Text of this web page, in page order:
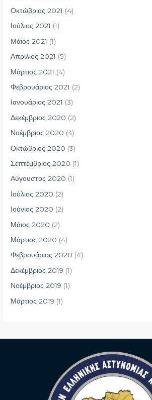
Οκτώβριος 2021 (4)
Ιούλιος 2021 (1)
Μάιος 2021 (1)
Απρίλιος 2021 (5)
Μάρτιος 2021 (4)
Φεβρουάριος 2021 (2)
Ιανουάριος 2021 (3)
Δεκέμβριος 2020 (2)
Νοέμβριος 2020 (3)
Οκτώβριος 2020 (3)
Σεπτέμβριος 2020 (1)
Αύγουστος 2020 (1)
Ιούλιος 2020 (2)
Ιούνιος 2020 (2)
Μάιος 2020 (2)
Μάρτιος 2020 (4)
Φεβρουάριος 2020 (4)
Δεκέμβριος 2019 (1)
Νοέμβριος 2019 (1)
Μάρτιος 2019 (1)